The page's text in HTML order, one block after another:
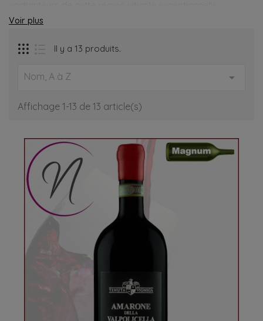
Préparez-vous à une aventure riche en couleurs, saveurs et
histoire !
Une Origine Antique et Fascinante
témoignant d'une tradition viticole ancienne et florissante.
ici, reconnaissant le potentiel unique de cette terre fertile.
Ces pionniers visionnaires ont su tirer parti des conditions
Voir plus
Il y a 13 produits.
Nom, A à Z 
Affichage 1-13 de 13 article(s)